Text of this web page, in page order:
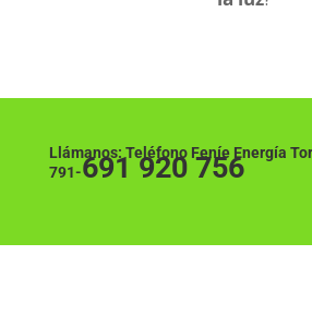
Llámanos: Teléfono Feníe Energía
791-691 920 756